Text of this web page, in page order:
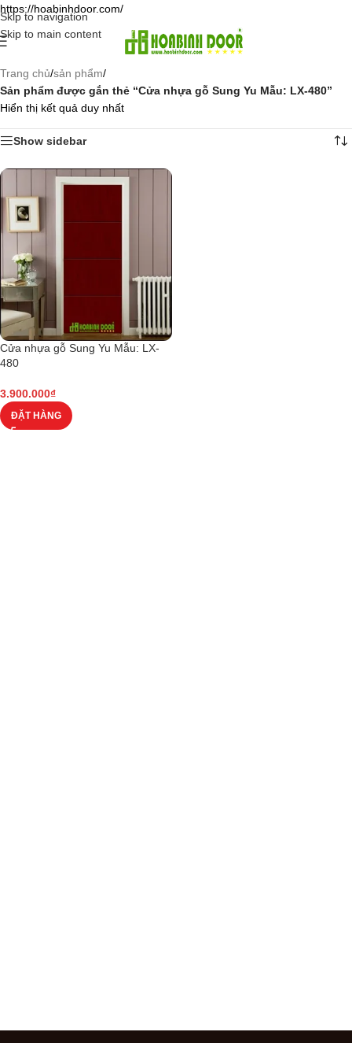
https://hoabinhdoor.com/
Skip to navigation
Skip to main content
Trang chủ/sản phẩm/
Sản phẩm được gắn thẻ “Cửa nhựa gỗ Sung Yu Mẫu: LX-480”
Hiển thị kết quả duy nhất
Show sidebar
Cửa nhựa gỗ Sung Yu Mẫu: LX-
480
3.900.000₫
ĐẶT HÀNG